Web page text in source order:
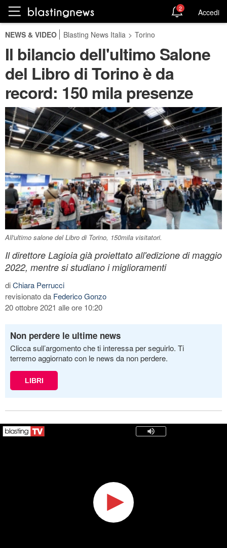
2 Accedi
NEWS & VIDEO Blasting News Italia > Torino
Il bilancio dell'ultimo Salone
del Libro di Torino è da
record: 150 mila presenze
All'ultimo salone del Libro di Torino, 150mila visitatori.
Il direttore Lagioia già proiettato all'edizione di maggio
2022, mentre si studiano i miglioramenti
diChiara Perrucci
revisionato da Federico Gonzo
20 ottobre 2021 alle ore 10:20
Non perdere le ultime news
Clicca sull’argomento che ti interessa per seguirlo. Ti
terremo aggiornato con le news da non perdere.
LIBRI